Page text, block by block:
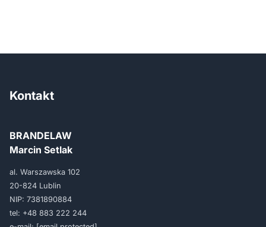
Kontakt
BRANDELAW
Marcin Setlak
al. Warszawska 102
20-824 Lublin
NIP: 7381890884
tel: +48 883 222 244